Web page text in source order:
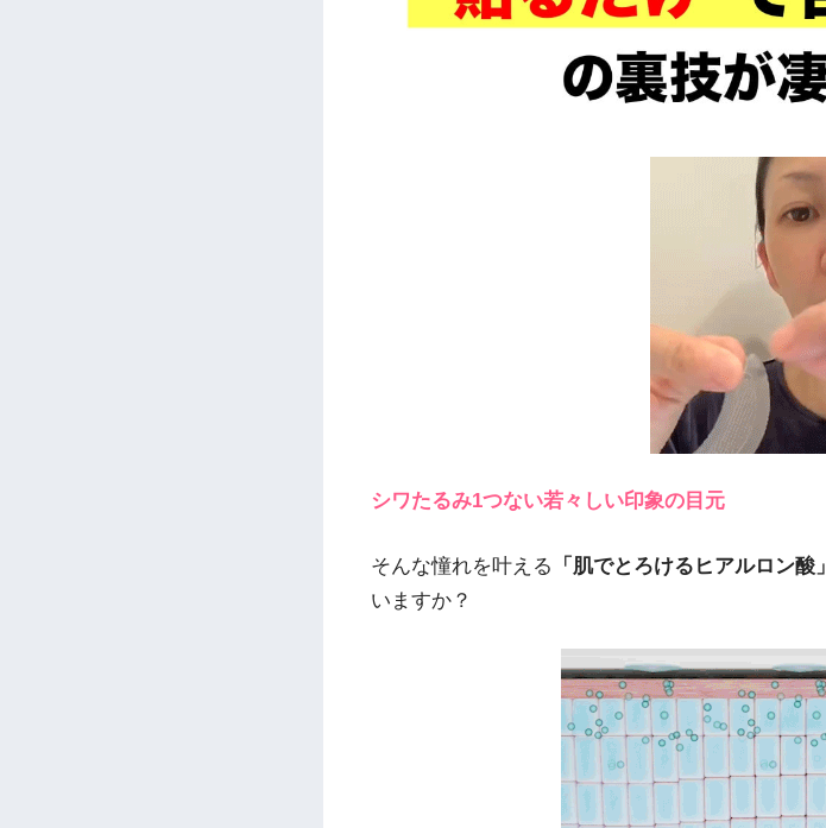
シワたるみ1つない若々しい印象の目元
そんな憧れを叶える 「肌でとろけるヒアルロン酸」
いますか？